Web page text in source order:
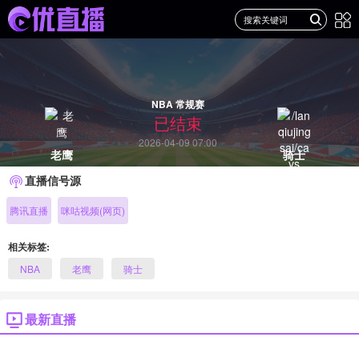
老鹰
NBA 常规赛
已结束
2026-04-09 07:00
骑士
直播信号源
腾讯直播 咪咕视频(网页)
相关标签:
NBA 老鹰 骑士
最新直播